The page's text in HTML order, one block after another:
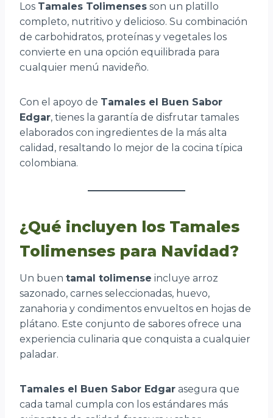
Los Tamales Tolimenses son un platillo
completo, nutritivo y delicioso. Su combinación
de carbohidratos, proteínas y vegetales los
convierte en una opción equilibrada para
cualquier menú navideño.
Con el apoyo de Tamales el Buen Sabor
Edgar, tienes la garantía de disfrutar tamales
elaborados con ingredientes de la más alta
calidad, resaltando lo mejor de la cocina típica
colombiana.
¿Qué incluyen los Tamales
Tolimenses para Navidad?
Un buen tamal tolimense incluye arroz
sazonado, carnes seleccionadas, huevo,
zanahoria y condimentos envueltos en hojas de
plátano. Este conjunto de sabores ofrece una
experiencia culinaria que conquista a cualquier
paladar.
Tamales el Buen Sabor Edgar asegura que
cada tamal cumpla con los estándares más